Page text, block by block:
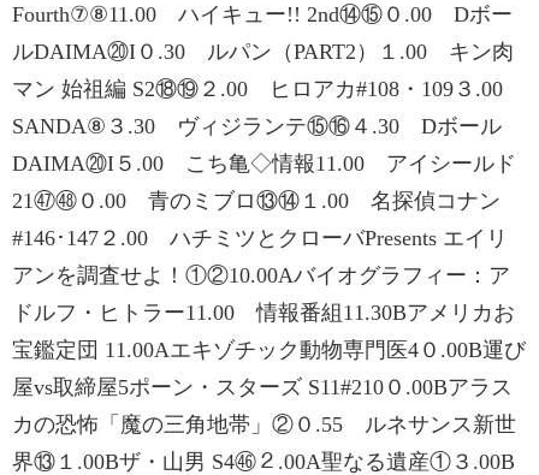
Fourth⑦⑧11.00 ハイキュー!! 2nd⑭⑮０.00 Dボー
ルDAIMA⑳I０.30 ルパン（PART2）１.00 キン肉
マン 始祖編 S2⑱⑲２.00 ヒロアカ#108・109３.00
SANDA⑧３.30 ヴィジランテ⑮⑯４.30 Dボール
DAIMA⑳I５.00 こち亀◇情報11.00 アイシールド
21㊼㊽０.00 青のミブロ⑬⑭１.00 名探偵コナン
#146･147２.00 ハチミツとクローバPresents エイリ
アンを調査せよ！①②10.00Aバイオグラフィー：ア
ドルフ・ヒトラー11.00 情報番組11.30Bアメリカお
宝鑑定団 11.00Aエキゾチック動物専門医4０.00B運び
屋vs取締屋5ポーン・スターズ S11#210０.00Bアラス
カの恐怖「魔の三角地帯」②０.55 ルネサンス新世
界⑬１.00Bザ・山男 S4㊻２.00A聖なる遺産①３.00B